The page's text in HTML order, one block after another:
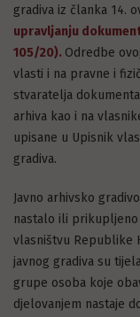
gradiva iz članka 14.
upravljanju
105/20). Odredbe
vlasti i na pravne i
stvaratelja
arhiva kao i na
upisane u Upisnik
gradiva.
Javno arhivsko
nastalo ili
vlasništvu Republike
javnog gradiva su
grupe osoba koje
djelovanjem nastaje